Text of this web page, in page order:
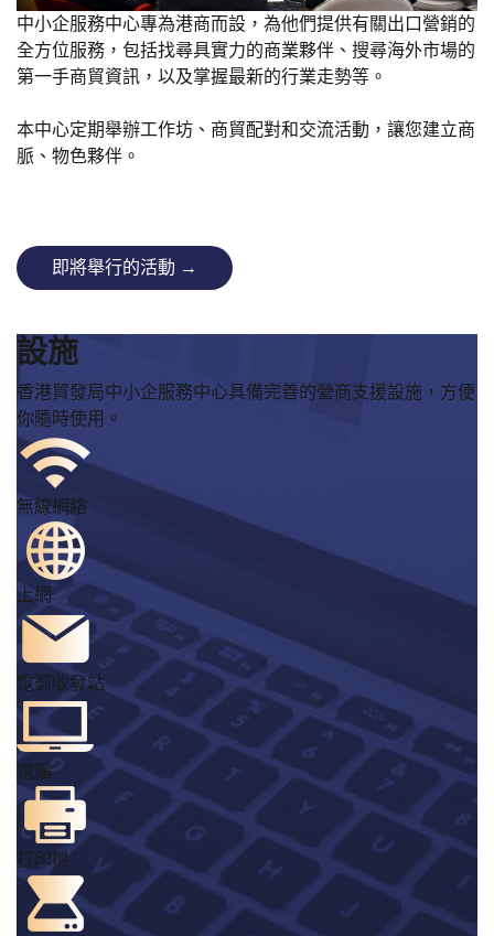
中小企服務中心專為港商而設，為他們提供有關出口營銷的
全方位服務，包括找尋具實力的商業夥伴、搜尋海外市場的
第一手商貿資訊，以及掌握最新的行業走勢等。
本中心定期舉辦工作坊、商貿配對和交流活動，讓您建立商
脈、物色夥伴。
即將舉行的活動 →
設施
香港貿發局中小企服務中心具備完善的營商支援設施，方便
你隨時使用。
無線網絡
上網
電郵收發站
電腦
打印機